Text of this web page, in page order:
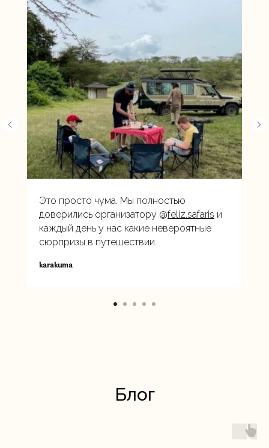
Это просто чума. Мы полностью
доверились организатору @feliz.safaris и
каждый день у нас какие невероятные
сюрпризы в путешествии.
karakuma
Блог